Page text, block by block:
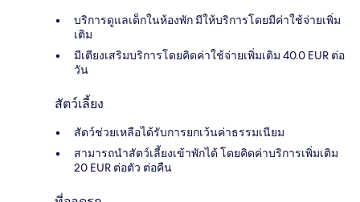
บริการดูแลเด็กในห้องพัก มีให้บริการโดยมีค่าใช้จ่ายเพิ่ม
เติม
มีเตียงเสริมบริการโดยคิดค่าใช้จ่ายเพิ่มเติม 40.0 EUR ต่อ
วัน
สัตว์เลี้ยง
สัตว์ช่วยเหลือได้รับการยกเว้นค่าธรรมเนียม
สามารถนำสัตว์เลี้ยงเข้าพักได้ โดยคิดค่าบริการเพิ่มเติม
20 EUR ต่อตัว ต่อคืน